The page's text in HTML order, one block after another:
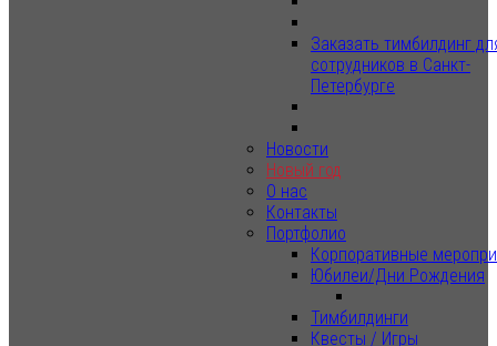
Заказать тимбилдинг
сотрудников в Санкт-
Петербурге
Новости
Новый год
О нас
Контакты
Портфолио
Корпоративные
Юбилеи/Дни Рождения
Тимбилдинги
Квесты / Игры